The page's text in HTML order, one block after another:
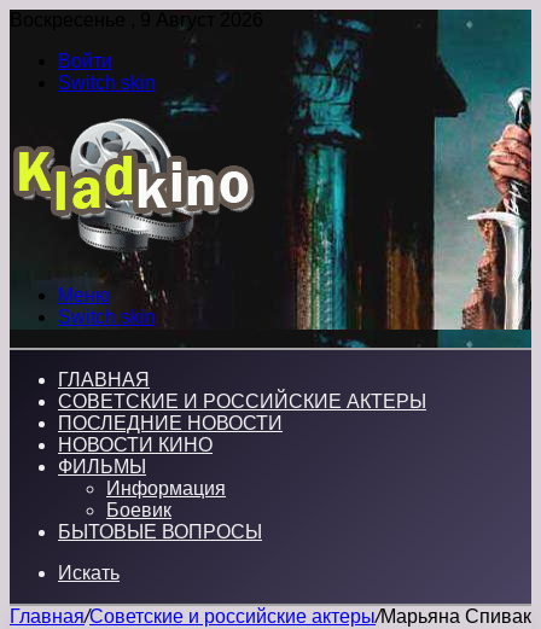
Воскресенье , 9 Август 2026
Войти
Switch skin
Меню
Switch skin
ГЛАВНАЯ
СОВЕТСКИЕ И РОССИЙСКИЕ АКТЕРЫ
ПОСЛЕДНИЕ НОВОСТИ
НОВОСТИ КИНО
ФИЛЬМЫ
Информация
Боевик
БЫТОВЫЕ ВОПРОСЫ
Искать
Главная/Советские и российские актеры/Марьяна Спивак